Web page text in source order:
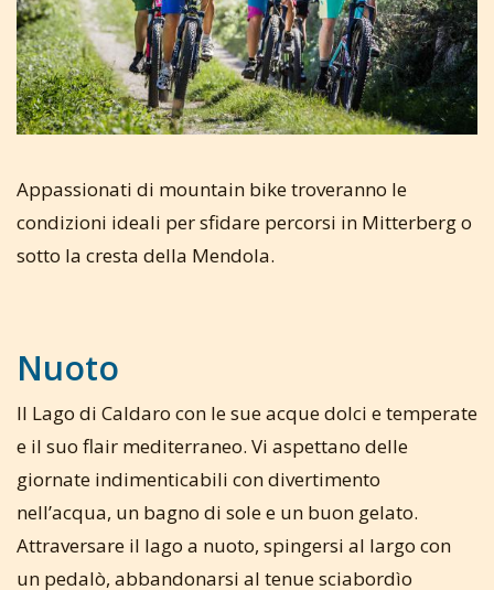
Appassionati di mountain bike troveranno le
condizioni ideali per sfidare percorsi in Mitterberg o
sotto la cresta della Mendola.
Nuoto
Il Lago di Caldaro con le sue acque dolci e temperate
e il suo flair mediterraneo. Vi aspettano delle
giornate indimenticabili con divertimento
nell’acqua, un bagno di sole e un buon gelato.
Attraversare il lago a nuoto, spingersi al largo con
un pedalò, abbandonarsi al tenue sciabordìo